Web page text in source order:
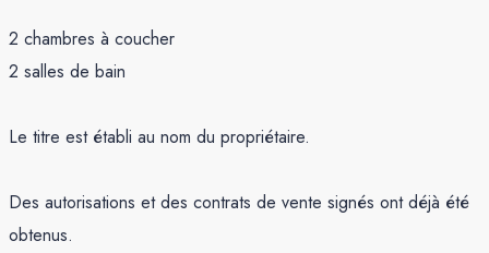
2 chambres à coucher
2 salles de bain
Le titre est établi au nom du propriétaire.
Des autorisations et des contrats de vente signés ont déjà été
obtenus.